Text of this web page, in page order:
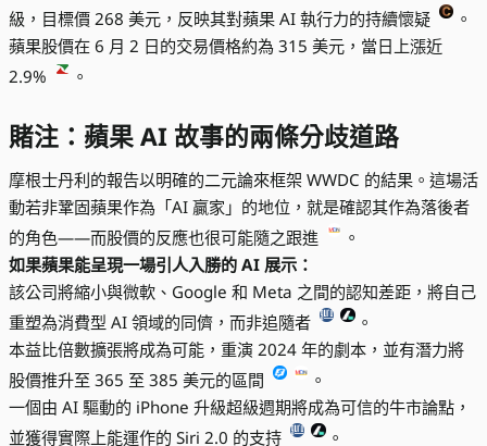
級，目標價 268 美元，反映其對蘋果 AI 執行力的持續懷疑
。
蘋果股價在 6 月 2 日的交易價格約為 315 美元，當日上漲近
2.9%
。
賭注：蘋果 AI 故事的兩條分歧道路
摩根士丹利的報告以明確的二元論來框架 WWDC 的結果。這場活
動若非鞏固蘋果作為「AI 贏家」的地位，就是確認其作為落後者
的角色——而股價的反應也很可能隨之跟進
。
如果蘋果能呈現一場引人入勝的 AI 展示：
該公司將縮小與微軟、Google 和 Meta 之間的認知差距，將自己
重塑為消費型 AI 領域的同儕，而非追隨者
。
本益比倍數擴張將成為可能，重演 2024 年的劇本，並有潛力將
股價推升至 365 至 385 美元的區間
。
一個由 AI 驅動的 iPhone 升級超級週期將成為可信的牛市論點，
並獲得實際上能運作的 Siri 2.0 的支持
。